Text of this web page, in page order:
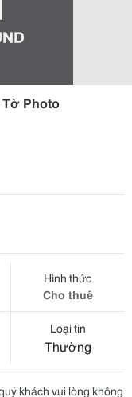
Tờ Photo
Hình thức
Cho thuê
Loại tin
Thường
khách vui lòng không